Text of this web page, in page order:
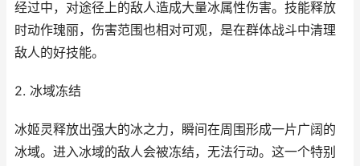
经过中，对途径上的敌人造成大量冰属性伤害。技能释放
时动作瑰丽，伤害范围也相对可观，是在群体战斗中清理
敌人的好技能。
2. 冰域冻结
冰姬灵释放出强大的冰之力，瞬间在周围形成一片广阔的
冰域。进入冰域的敌人会被冻结，无法行动。这一个特别